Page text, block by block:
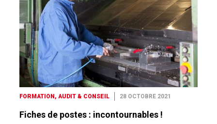
FORMATION, AUDIT & CONSEIL 28 OCTOBRE 2021
Fiches de postes : incontournables !